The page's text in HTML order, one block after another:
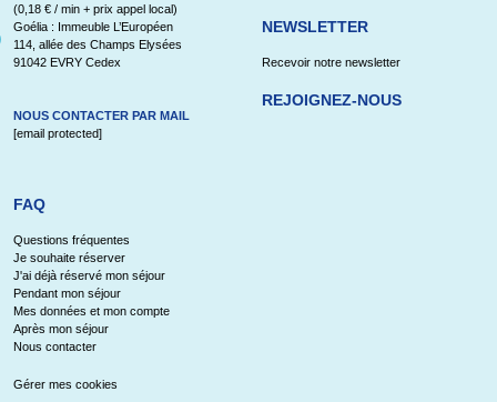
(0,18 € / min + prix appel local)
Goélia : Immeuble L’Européen
114, allée des Champs Elysées
91042 EVRY Cedex
NOUS CONTACTER PAR MAIL
[email protected]
NEWSLETTER
Recevoir notre newsletter
REJOIGNEZ-NOUS
FAQ
Questions fréquentes
Je souhaite réserver
J'ai déjà réservé mon séjour
Pendant mon séjour
Mes données et mon compte
Après mon séjour
Nous contacter
Gérer mes cookies